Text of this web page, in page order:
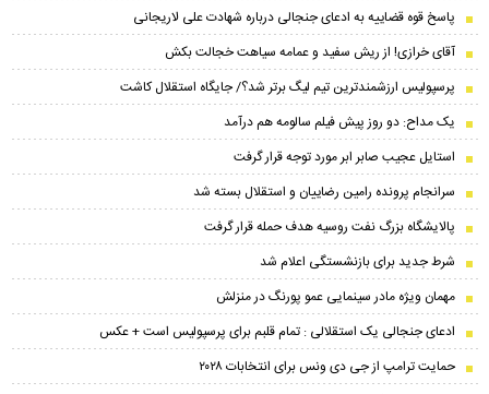
پاسخ قوه قضاییه به ادعای جنجالی درباره شهادت علی لاریجانی
آقای خرازی! از ریش سفید و عمامه سیاهت خجالت بکش
پرسپولیس ارزشمندترین تیم لیگ برتر شد؟/ جایگاه استقلال کاشت
یک مداح: دو روز پیش فیلم سالومه هم درآمد
استایل عجیب صابر ابر مورد توجه قرار گرفت
سرانجام پرونده رامین رضاییان و استقلال بسته شد
پالایشگاه بزرگ نفت روسیه هدف حمله قرار گرفت
شرط جدید برای بازنشستگی اعلام شد
مهمان ویژه مادر سینمایی عمو پورنگ در منزلش
ادعای جنجالی یک استقلالی : تمام قلبم برای پرسپولیس است + عکس
حمایت ترامپ از جی دی ونس برای انتخابات ۲۰۲۸